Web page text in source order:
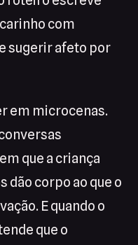
com
sugerir afeto por
em microcenas.
que a criança
dão corpo ao que o
E quando o
que o